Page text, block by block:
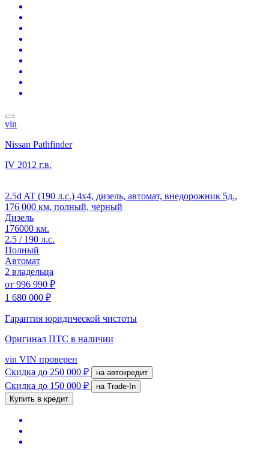
vin
Nissan Pathfinder
IV 2012 г.в.
2.5d AT (190 л.с.) 4x4, дизель, автомат, внедорожник 5д.,
176 000 км, полный, черный
Дизель
176000 км.
2.5 / 190 л.с.
Полный
Автомат
2 владельца
от 996 990 ₽
1 680 000 ₽
Гарантия юридической чистоты
Оригинал ПТС в наличии
vin VIN проверен
Скидка до 250 000 ₽ на автокредит
Скидка до 150 000 ₽
на Trade-In
Купить в кредит